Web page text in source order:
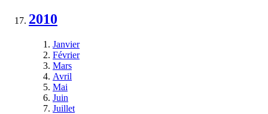
2010
Janvier
Février
Mars
Avril
Mai
Juin
Juillet